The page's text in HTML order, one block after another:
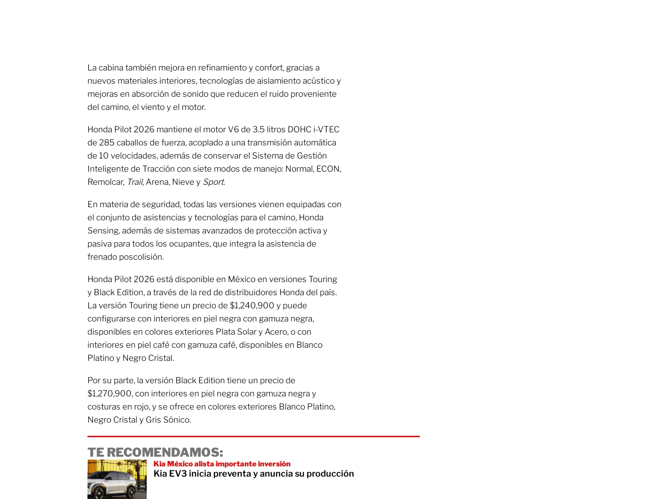
La cabina también mejora en refinamiento y confort, gracias a
nuevos materiales interiores, tecnologías de aislamiento acústico y
mejoras en absorción de sonido que reducen el ruido proveniente
del camino, el viento y el motor.
Honda Pilot 2026 mantiene el motor V6 de 3.5 litros DOHC i-VTEC
de 285 caballos de fuerza, acoplado a una transmisión automática
de 10 velocidades, además de conservar el Sistema de Gestión
Inteligente de Tracción con siete modos de manejo: Normal, ECON,
Remolcar, Trail, Arena, Nieve y Sport.
En materia de seguridad, todas las versiones vienen equipadas con
el conjunto de asistencias y tecnologías para el camino, Honda
Sensing, además de sistemas avanzados de protección activa y
pasiva para todos los ocupantes, que integra la asistencia de
frenado poscolisión.
Honda Pilot 2026 está disponible en México en versiones Touring
y Black Edition, a través de la red de distribuidores Honda del país.
La versión Touring tiene un precio de $1,240,900 y puede
configurarse con interiores en piel negra con gamuza negra,
disponibles en colores exteriores Plata Solar y Acero, o con
interiores en piel café con gamuza café, disponibles en Blanco
Platino y Negro Cristal.
Por su parte, la versión Black Edition tiene un precio de
$1,270,900, con interiores en piel negra con gamuza negra y
costuras en rojo, y se ofrece en colores exteriores Blanco Platino,
Negro Cristal y Gris Sónico.
TE RECOMENDAMOS:
Kia México alista importante inversión
Kia EV3 inicia preventa y anuncia su producción